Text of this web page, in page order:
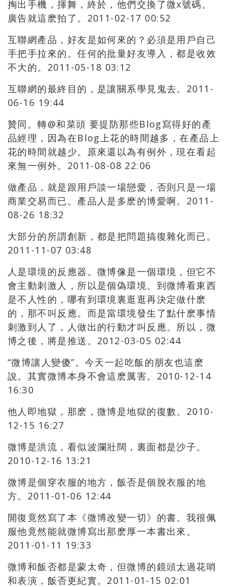
掏出手機，揮舞，終於，他們交換了微x號碼。
廣告就這麽拍了。2011-02-17 00:52
互聯網產品，好友是如何來的？必須是用戶自己
手把手拉來的。任何的批量好友導入，都是收效
不大的。2011-05-18 03:12
互聯網的最終目的，是讓關系學見鬼去。2011-
06-16 19:44
贊同。轉@和菜頭 要提防那些Blog寫得好的產
品經理，因為在Blog上花的時間越多，在產品上
花的時間就越少。原來還以為有例外，現在看起
來無一例外。2011-08-08 22:06
做產品，就是跟用戶談一場戀愛，否則只是一場
商業交易而已。產品人是多麽的博愛啊。2011-
08-26 18:32
大部分的所謂創新，都是把問題搞復雜化而已。
2011-11-07 03:48
人是環境的反應器。微博像是一個環境，但它不
會主動刺激人，所以是個偽環境。到微博看東西
是不人性的，哪有到環境裏逛逛再決定做什麽
的，那不叫反應。而是當環境發生了點什麽事情
刺激到人了，人做出的行動才叫反應。所以，微
博之後，將是推送。2012-03-05 02:44
“微博讓人變傻”。今天一起吃飯的朋友也這麽
說。其實微博本身不會這麽厲害。2010-12-14
16:30
他人即地獄，那麽，微博是地獄的復數。2010-
12-15 16:27
微博是洪流，看似波瀾壯闊，裏面都是沙子。
2010-12-16 13:21
微博是個穿衣服的地方，飯否是個脫衣服的地
方。2011-01-06 12:44
開復竟然寫了本《微博改變一切》的書。我很佩
服他竟然能就微博寫出那麽厚一本書出來。
2011-01-11 19:33
微博和飯否都是蒙太奇，但微博的鏡頭太過花哨
和表演，飯否更紀實。2011-01-15 02:01